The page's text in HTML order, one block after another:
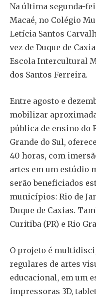
Na última segunda-
Macaé, no Colégio
Letícia Santos
vez de Duque de
Escola Intercultural
dos Santos Ferreira.
Entre agosto e
mobilizar
pública de ensino do
Grande do Sul,
40 horas, com
artes em um estúdio
serão beneficiados
municípios: Rio de
Duque de Caxias.
Curitiba (PR) e Rio
O projeto é
regulares de artes
educacional, em um
impressoras 3D,